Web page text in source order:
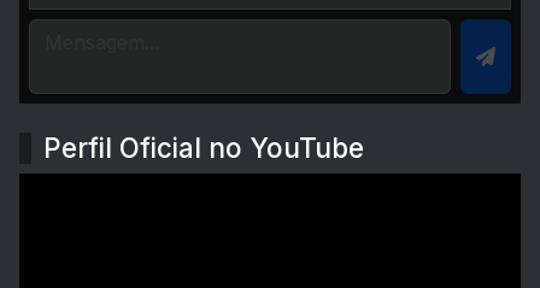
Perfil Oficial no YouTube